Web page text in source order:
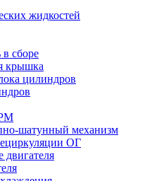
жидкостей
в сборе
крышка
цилиндров
шатунный механизм
ОГ
двигателя